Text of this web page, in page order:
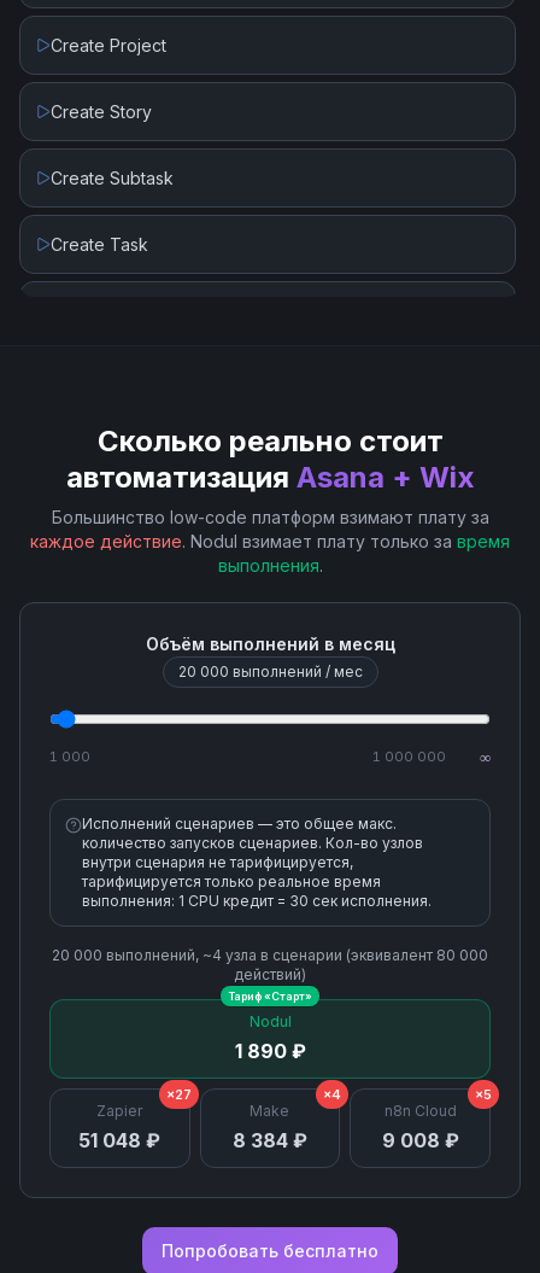
Create Project
Create Story
Create Subtask
Create Task
Get User
List User Projects
Search Sections
Upload Attachment
Сколько реально стоит
автоматизация Asana + Wix
Большинство low-code платформ взимают плату за
каждое действие. Nodul взимает плату только за время
выполнения.
Объём выполнений в месяц
20 000 выполнений / мес
1 000 1 000 000 ∞
Исполнений сценариев — это общее макс.
количество запусков сценариев. Кол-во узлов
внутри сценария не тарифицируется,
тарифицируется только реальное время
выполнения: 1 CPU кредит = 30 сек исполнения.
20 000 выполнений, ~4 узла в сценарии (эквивалент 80 000
действий)
Nodul
1 890 ₽
Тариф «Старт»
Zapier
51 048 ₽
×27
Make
8 384 ₽
×4
n8n Cloud
9 008 ₽
×5
Попробовать бесплатно